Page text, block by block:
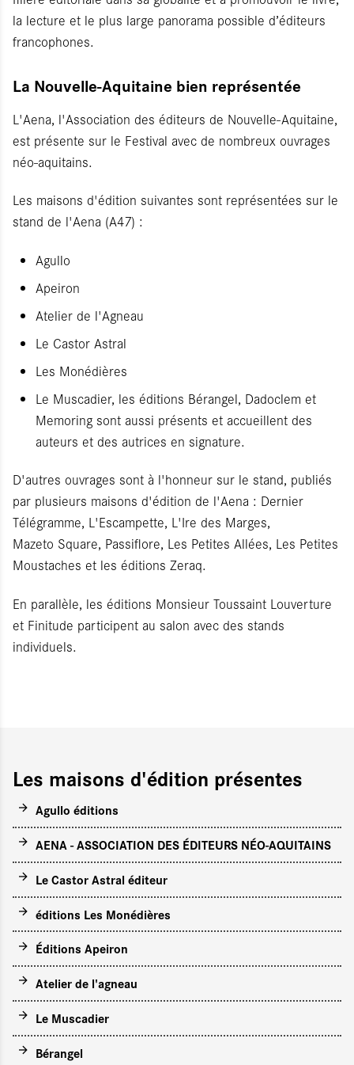
la lecture et le plus large panorama possible d’éditeurs
francophones.
La Nouvelle-Aquitaine bien représentée
L'Aena, l'Association des éditeurs de Nouvelle-Aquitaine,
est présente sur le Festival avec de nombreux ouvrages
néo-aquitains.
Les maisons d'édition suivantes sont représentées sur le
stand de l'Aena (A47) :
Agullo
Apeiron
Atelier de l'Agneau
Le Castor Astral
Les Monédières
Le Muscadier, les éditions Bérangel, Dadoclem et
Memoring sont aussi présents et accueillent des
auteurs et des autrices en signature.
D'autres ouvrages sont à l'honneur sur le stand, publiés
par plusieurs maisons d'édition de l'Aena : Dernier
Télégramme, L'Escampette, L'Ire des Marges,
Mazeto Square, Passiflore, Les Petites Allées, Les Petites
Moustaches et les éditions Zeraq.
En parallèle, les éditions Monsieur Toussaint Louverture
et Finitude participent au salon avec des stands
individuels.
Les maisons d'édition présentes
Agullo éditions
AENA - ASSOCIATION DES ÉDITEURS NÉO-AQUITAINS
Le Castor Astral éditeur
éditions Les Monédières
Éditions Apeiron
Atelier de l'agneau
Le Muscadier
Bérangel